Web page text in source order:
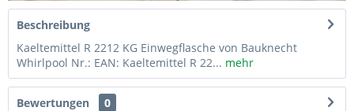
Beschreibung
Kaeltemittel R 2212 KG Einwegflasche von Bauknecht
Whirlpool Nr.: EAN: Kaeltemittel R 22... mehr
Bewertungen
0